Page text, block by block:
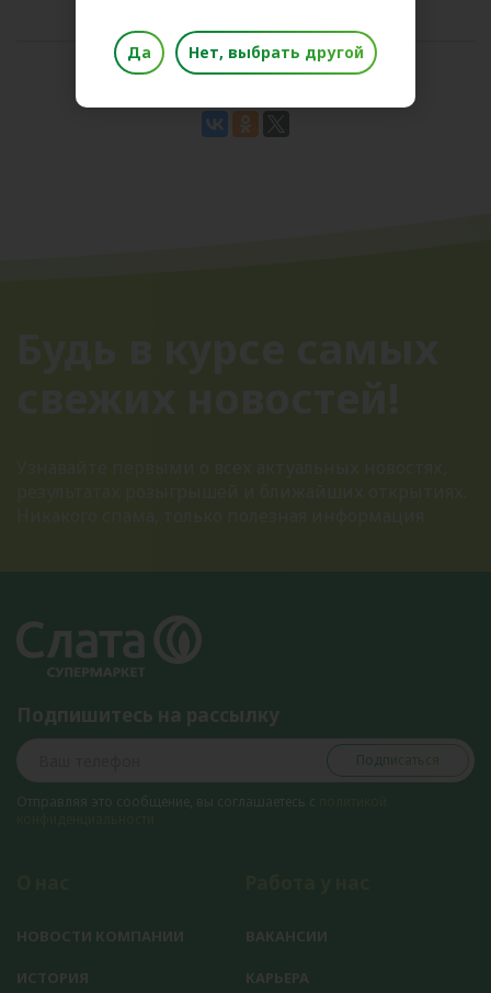
Поделиться новостью
Подпишитесь на рассылку
Подписаться
Отправляя это сообщение, вы соглашаетесь с
НОВОСТИ КОМПАНИИ
ИСТОРИЯ
ВАКАНСИИ
КАРЬЕРА
Да Нет, выбрать другой